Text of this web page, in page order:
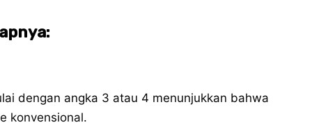
dengan angka 3 atau 4 menunjukkan bahwa
konvensional.